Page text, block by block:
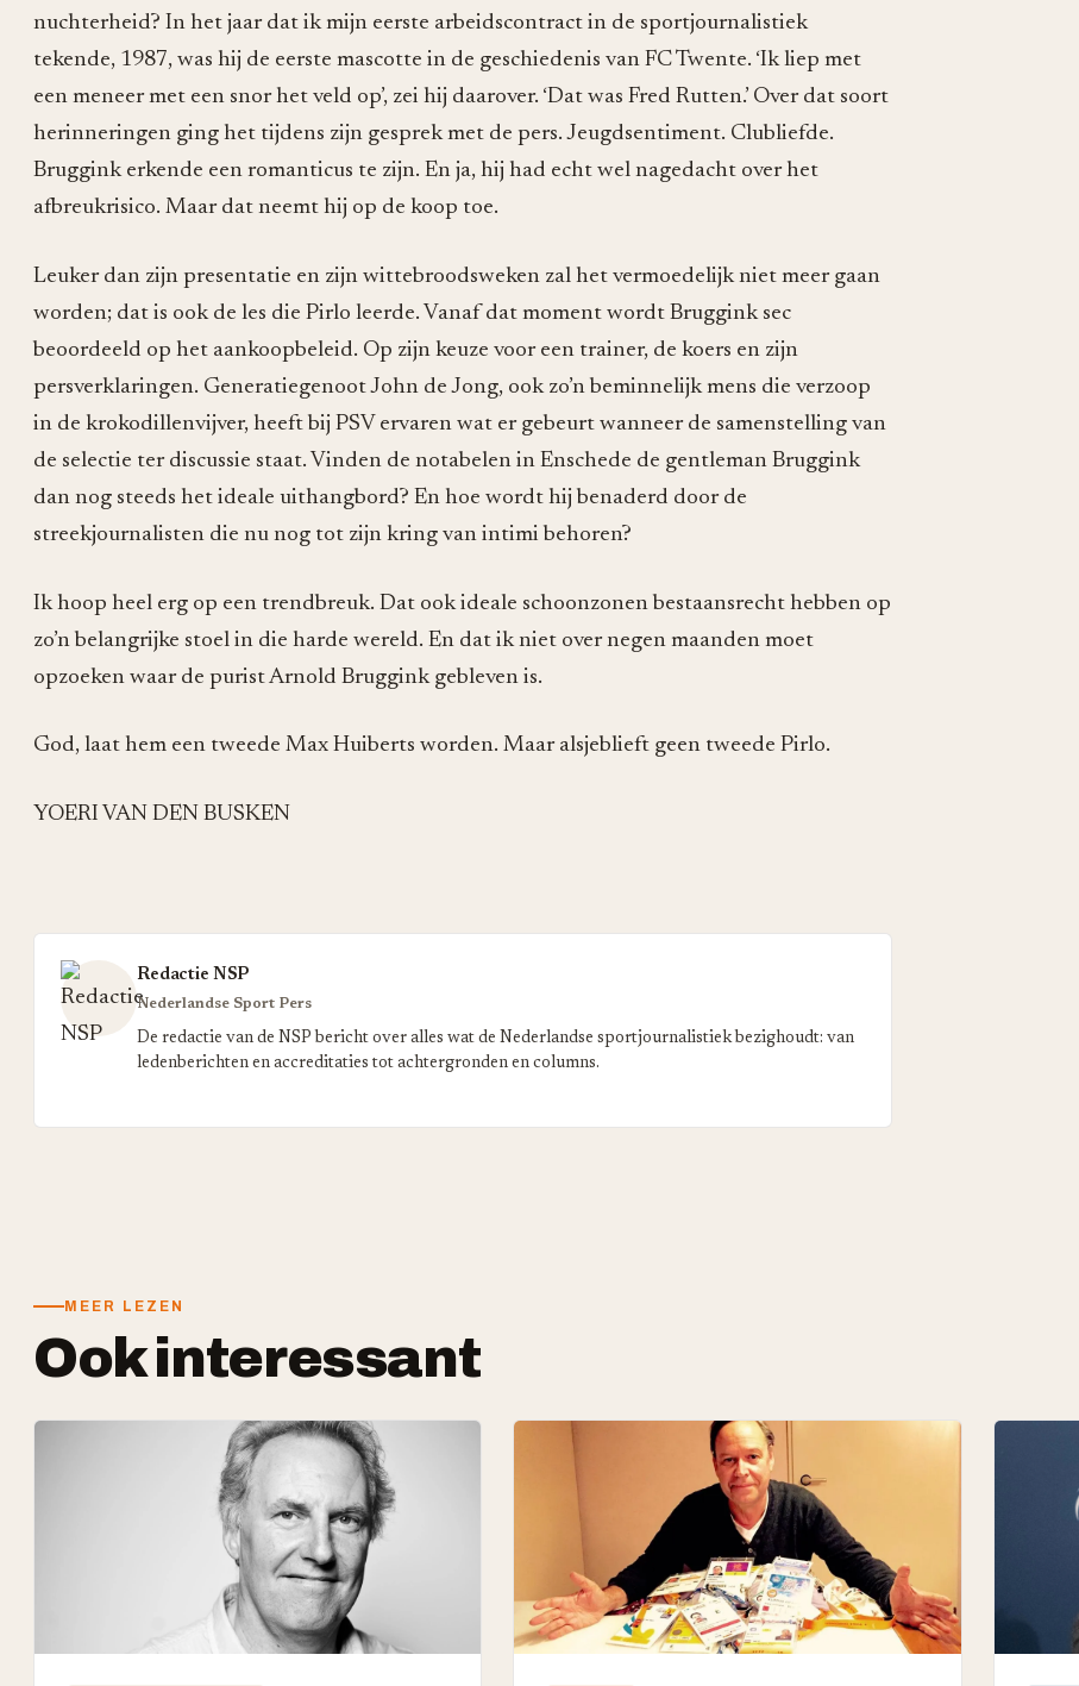
nuchterheid? In het jaar dat ik mijn eerste arbeidscontract in de sportjournalistiek
tekende, 1987, was hij de eerste mascotte in de geschiedenis van FC Twente. ‘Ik liep met
een meneer met een snor het veld op’, zei hij daarover. ‘Dat was Fred Rutten.’ Over dat soort
herinneringen ging het tijdens zijn gesprek met de pers. Jeugdsentiment. Clubliefde.
Bruggink erkende een romanticus te zijn. En ja, hij had echt wel nagedacht over het
afbreukrisico. Maar dat neemt hij op de koop toe.
Leuker dan zijn presentatie en zijn wittebroodsweken zal het vermoedelijk niet meer gaan
worden; dat is ook de les die Pirlo leerde. Vanaf dat moment wordt Bruggink sec
beoordeeld op het aankoopbeleid. Op zijn keuze voor een trainer, de koers en zijn
persverklaringen. Generatiegenoot John de Jong, ook zo’n beminnelijk mens die verzoop
in de krokodillenvijver, heeft bij PSV ervaren wat er gebeurt wanneer de samenstelling van
de selectie ter discussie staat. Vinden de notabelen in Enschede de gentleman Bruggink
dan nog steeds het ideale uithangbord? En hoe wordt hij benaderd door de
streekjournalisten die nu nog tot zijn kring van intimi behoren?
Ik hoop heel erg op een trendbreuk. Dat ook ideale schoonzonen bestaansrecht hebben op
zo’n belangrijke stoel in die harde wereld. En dat ik niet over negen maanden moet
opzoeken waar de purist Arnold Bruggink gebleven is.
God, laat hem een tweede Max Huiberts worden. Maar alsjeblieft geen tweede Pirlo.
YOERI VAN DEN BUSKEN
Redactie NSP
Nederlandse Sport Pers
De redactie van de NSP bericht over alles wat de Nederlandse sportjournalistiek bezighoudt: van
ledenberichten en accreditaties tot achtergronden en columns.
MEER LEZEN
Ook interessant